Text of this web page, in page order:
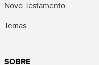
Novo Testamento
Temas
SOBRE